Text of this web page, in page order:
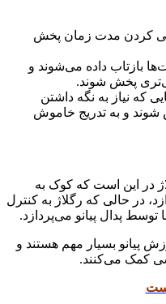
کردن مدت زمان پخش
بازتاب داده می‌شوند و
پخش شوند.
که نیاز به نگه داشتن
شوند و به تدریج خاموش
در این است که کوک به
در حالی که رگلاژ به کنترل
پدال پیانو می‌پردازد.
پیانو بسیار مهم هستند و
کمک می‌کنند.